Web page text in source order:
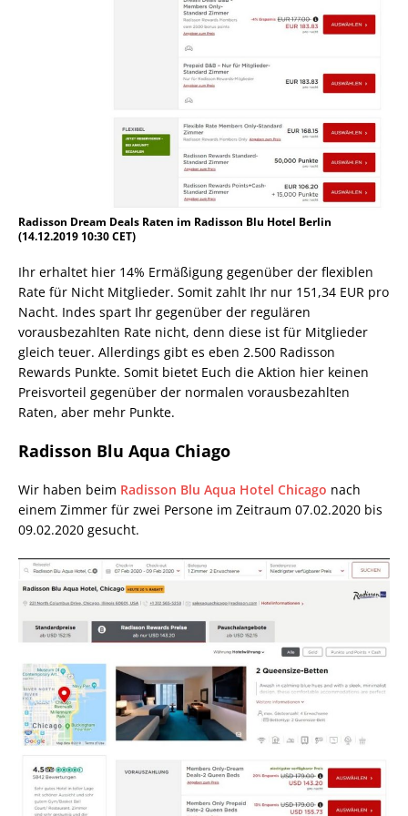
Radisson Dream Deals Raten im Radisson Blu Hotel Berlin
(14.12.2019 10:30 CET)
Ihr erhaltet hier 14% Ermäßigung gegenüber der flexiblen
Rate für Nicht Mitglieder. Somit zahlt Ihr nur 151,34 EUR pro
Nacht. Indes spart Ihr gegenüber der regulären
vorausbezahlten Rate nicht, denn diese ist für Mitglieder
gleich teuer. Allerdings gibt es eben 2.500 Radisson
Rewards Punkte. Somit bietet Euch die Aktion hier keinen
Preisvorteil gegenüber der normalen vorausbezahlten
Raten, aber mehr Punkte.
Radisson Blu Aqua Chiago
Wir haben beim Radisson Blu Aqua Hotel Chicago nach
einem Zimmer für zwei Persone im Zeitraum 07.02.2020 bis
09.02.2020 gesucht.